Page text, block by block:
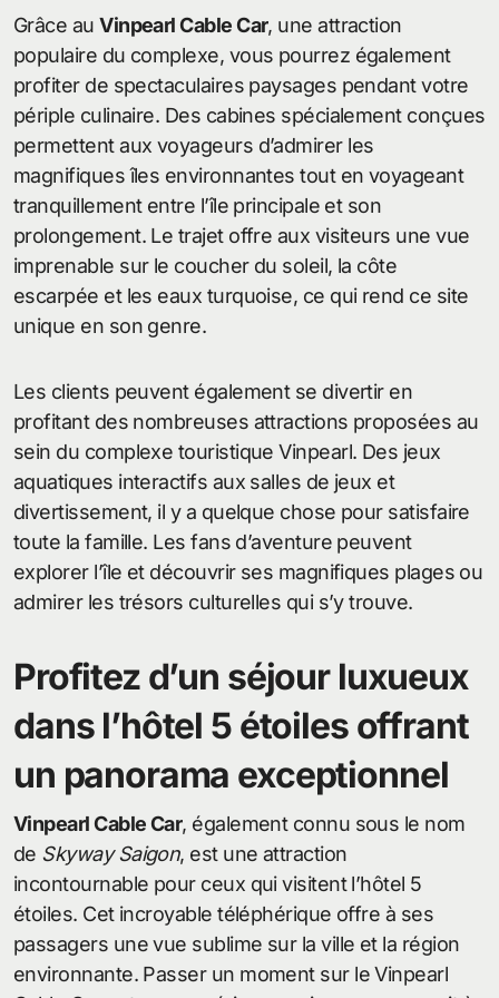
Grâce auVinpearl Cable Car, une attraction
populaire du complexe, vous pourrez également
profiter de spectaculaires paysages pendant votre
périple culinaire. Des cabines spécialement conçues
permettent aux voyageurs d’admirer les
magnifiques îles environnantes tout en voyageant
tranquillement entre l’île principale et son
prolongement. Le trajet offre aux visiteurs une vue
imprenable sur le coucher du soleil, la côte
escarpée et les eaux turquoise, ce qui rend ce site
unique en son genre.
Les clients peuvent également se divertir en
profitant des nombreuses attractions proposées au
sein du complexe touristique Vinpearl. Des jeux
aquatiques interactifs aux salles de jeux et
divertissement, il y a quelque chose pour satisfaire
toute la famille. Les fans d’aventure peuvent
explorer l’île et découvrir ses magnifiques plages ou
admirer les trésors culturelles qui s’y trouve.
Profitez d’un séjour luxueux
dans l’hôtel 5 étoiles offrant
un panorama exceptionnel
Vinpearl Cable Car, également connu sous le nom
de Skyway Saigon, est une attraction
incontournable pour ceux qui visitent l’hôtel 5
étoiles. Cet incroyable téléphérique offre à ses
passagers une vue sublime sur la ville et la région
environnante. Passer un moment sur le Vinpearl